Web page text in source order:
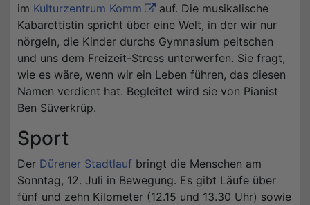
im Kulturzentrum Komm
auf. Die musikalische
Kabarettistin spricht über eine Welt, in der wir nur
nörgeln, die Kinder durchs Gymnasium peitschen
und uns dem Freizeit-Stress unterwerfen. Sie fragt,
wie es wäre, wenn wir ein Leben führen, das diesen
Namen verdient hat. Begleitet wird sie von Pianist
Ben Süverkrüp.
Sport
Der Dürener Stadtlauf bringt die Menschen am
Sonntag, 12. Juli in Bewegung. Es gibt Läufe über
fünf und zehn Kilometer (12.15 und 13.30 Uhr) sowie